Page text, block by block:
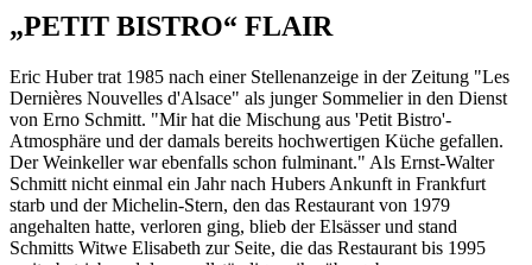
„PETIT BISTRO“ FLAIR
Eric Huber trat 1985 nach einer Stellenanzeige in der Zeitung "Les
Dernières Nouvelles d'Alsace" als junger Sommelier in den Dienst
von Erno Schmitt. "Mir hat die Mischung aus 'Petit Bistro'-
Atmosphäre und der damals bereits hochwertigen Küche gefallen.
Der Weinkeller war ebenfalls schon fulminant." Als Ernst-Walter
Schmitt nicht einmal ein Jahr nach Hubers Ankunft in Frankfurt
starb und der Michelin-Stern, den das Restaurant von 1979
angehalten hatte, verloren ging, blieb der Elsässer und stand
Schmitts Witwe Elisabeth zur Seite, die das Restaurant bis 1995